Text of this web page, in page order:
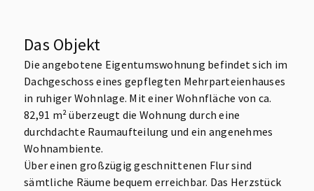
Das Objekt
Die angebotene Eigentumswohnung befindet sich im
Dachgeschoss eines gepflegten Mehrparteienhauses
in ruhiger Wohnlage. Mit einer Wohnfläche von ca.
82,91 m² überzeugt die Wohnung durch eine
durchdachte Raumaufteilung und ein angenehmes
Wohnambiente.
Über einen großzügig geschnittenen Flur sind
sämtliche Räume bequem erreichbar. Das Herzstück